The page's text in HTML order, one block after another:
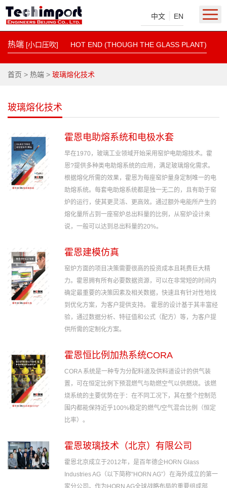
中文 EN
热端 [小口压吹] HOT END (THOUGH THE GLASS PLANT)
首页 > 热端 > 玻璃熔化技术
玻璃熔化技术
霍恩电助熔系统和电极水套
早在1970，玻璃工业领域开始采用窑炉电助熔技术。霍
恩?提供多种类电助熔系统的应用，满足玻璃熔化需求。
根据熔化所需的效果，霍恩为每座窑炉量身定制唯一的电
助熔系统。每套电助熔系统都是独一无二的，且有助于窑
炉的运行，使其更灵活、更高效。通过额外电能所产生的
熔化量所占到一座窑炉总出料量的比例，从窑炉设计来
说，一般可以达到总出料量的20%。
霍恩建模仿真
窑炉方面的项目决策需要很高的投资成本且耗费巨大精
力。霍恩拥有所有必要数据资源，可以在非常短的时间内
确定最重要的决策因素及相关数据，快速且有针对性地找
到优化方案，为客户提供支持。 霍恩的设计基于其丰富经
验，通过数据分析、特征值和公式（配方）等，为客户提
供所需的定制化方案。
霍恩恒比例加热系统CORA
CORA 系统是一种专为分配料道及供料道设计的供气装
置，可在恒定比例下预混燃气与助燃空气以供燃烧。该燃
烧系统的主要优势在于：在不同工况下，其在整个控制范
围内都能保持近乎100%稳定的燃气/空气混合比例（恒定
比率）。
霍恩玻璃技术（北京）有限公司
霍恩北京成立于2012年，是百年德企HORN Glass
Industries AG（以下简称“HORN AG”）在海外成立的第一
家分公司。作为HORN AG全球战略布局的重要组成部